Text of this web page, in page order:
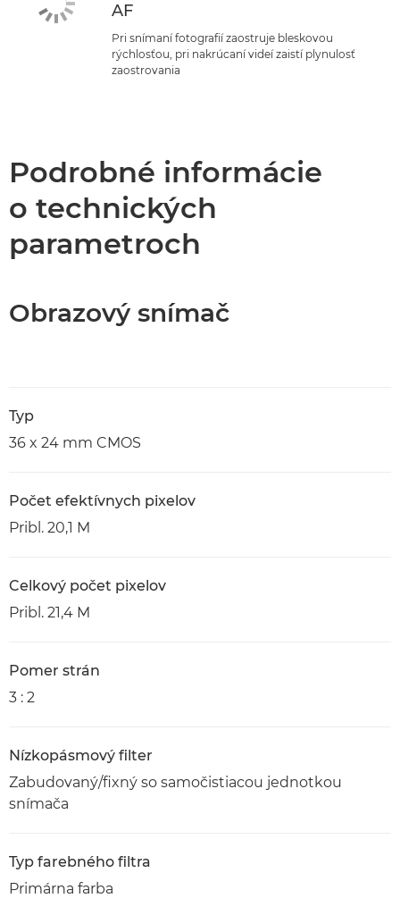
AF
Pri snímaní fotografií zaostruje bleskovou
rýchlosťou, pri nakrúcaní videí zaistí plynulosť
zaostrovania
Podrobné informácie
o technických
parametroch
Obrazový snímač
Typ
36 x 24 mm CMOS
Počet efektívnych pixelov
Pribl. 20,1 M
Celkový počet pixelov
Pribl. 21,4 M
Pomer strán
3 : 2
Nízkopásmový filter
Zabudovaný/fixný so samočistiacou jednotkou
snímača
Typ farebného filtra
Primárna farba